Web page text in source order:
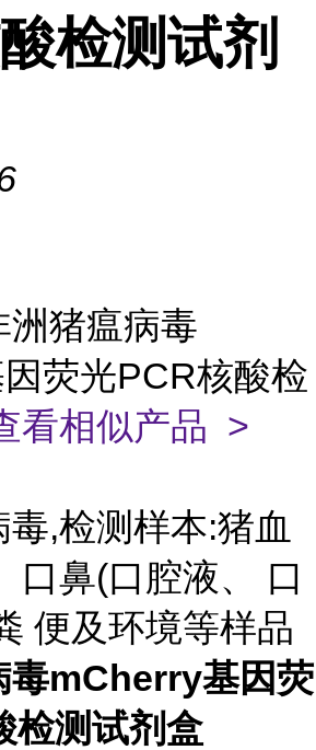
检测试剂
洲猪瘟病毒
荧光PCR核酸检
看相似产品 >
,检测样本:猪血
口鼻(口腔液、 口
便及环境等样品
毒mCherry基因荧
检测试剂盒